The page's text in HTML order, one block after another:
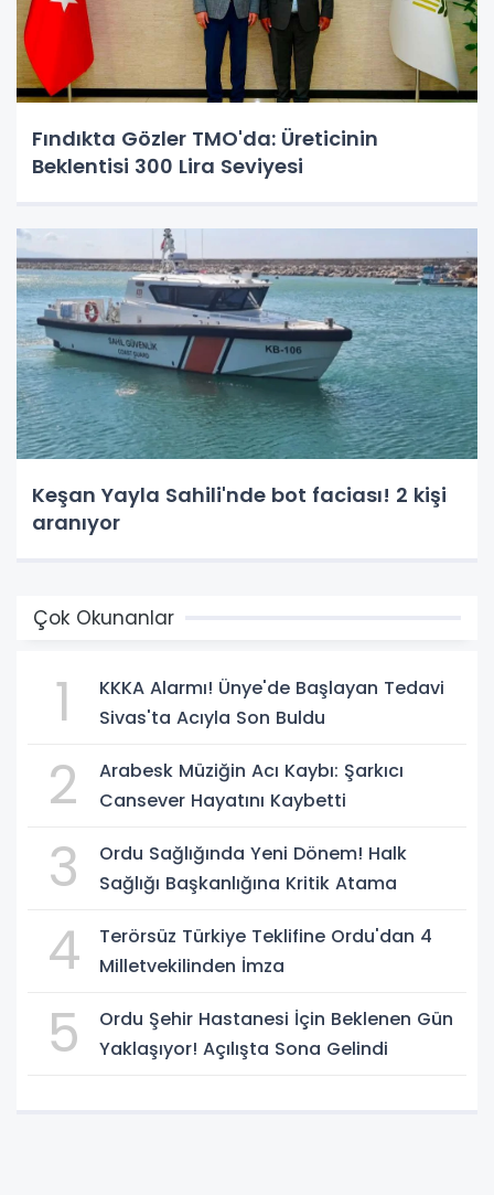
Fındıkta Gözler TMO'da: Üreticinin
Beklentisi 300 Lira Seviyesi
Keşan Yayla Sahili'nde bot faciası! 2 kişi
aranıyor
Çok Okunanlar
1
KKKA Alarmı! Ünye'de Başlayan Tedavi
Sivas'ta Acıyla Son Buldu
2
Arabesk Müziğin Acı Kaybı: Şarkıcı
Cansever Hayatını Kaybetti
3
Ordu Sağlığında Yeni Dönem! Halk
Sağlığı Başkanlığına Kritik Atama
4
Terörsüz Türkiye Teklifine Ordu'dan 4
Milletvekilinden İmza
5
Ordu Şehir Hastanesi İçin Beklenen Gün
Yaklaşıyor! Açılışta Sona Gelindi